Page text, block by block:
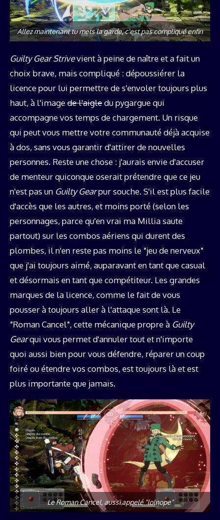
Allez maintenant tu mets la garde, c'est pas compliqué enfin
Guilty Gear Strivevient à peine de naître et a fait un
choix brave, mais compliqué : dépoussiérer la
licence pour lui permettre de s'envoler toujours plus
haut, à l'imagede l'aigledu pygargue qui
accompagne vos temps de chargement. Un risque
qui peut vous mettre votre communauté déjà acquise
à dos, sans vous garantir d'attirer de nouvelles
personnes. Reste une chose : j'aurais envie d'accuser
de menteur quiconque oserait prétendre que ce jeu
n'est pas un Guilty Gearpur souche. S'il est plus facile
d'accès que les autres, et moins porté (selon les
personnages, parce qu'en vrai ma Millia saute
partout) sur les combos aériens qui durent des
plombes, il n'en reste pas moins le "jeu de nerveux"
que j'ai toujours aimé, auparavant en tant que casual
et désormais en tant que compétiteur. Les grandes
marques de la licence, comme le fait de vous
pousser à toujours aller à l'attaque sont là. Le
"Roman Cancel", cette mécanique propre à Guilty
Gearqui vous permet d'annuler tout et n'importe
quoi aussi bien pour vous défendre, réparer un coup
foiré ou étendre vos combos, est toujours là et est
plus importante que jamais.
Le Roman Cancel, aussi appelé "lolnope"